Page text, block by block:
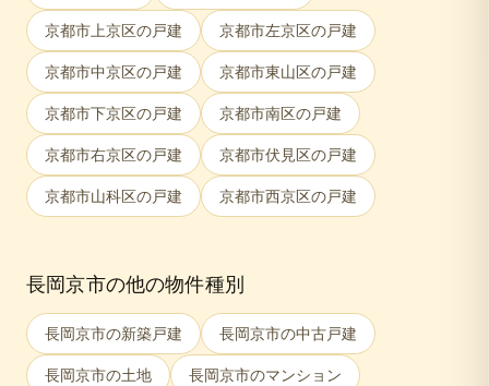
京都市上京区の戸建 京都市左京区の戸建
京都市中京区の戸建 京都市東山区の戸建
京都市下京区の戸建 京都市南区の戸建
京都市右京区の戸建 京都市伏見区の戸建
京都市山科区の戸建 京都市西京区の戸建
長岡京市の他の物件種別
長岡京市の新築戸建 長岡京市の中古戸建
長岡京市の土地 長岡京市のマンション